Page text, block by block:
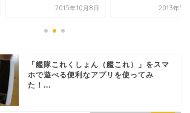
2015年10月8日 2013年5
「艦隊これくしょん（艦これ）」をスマ
ホで遊べる便利なアプリを使ってみ
た！...